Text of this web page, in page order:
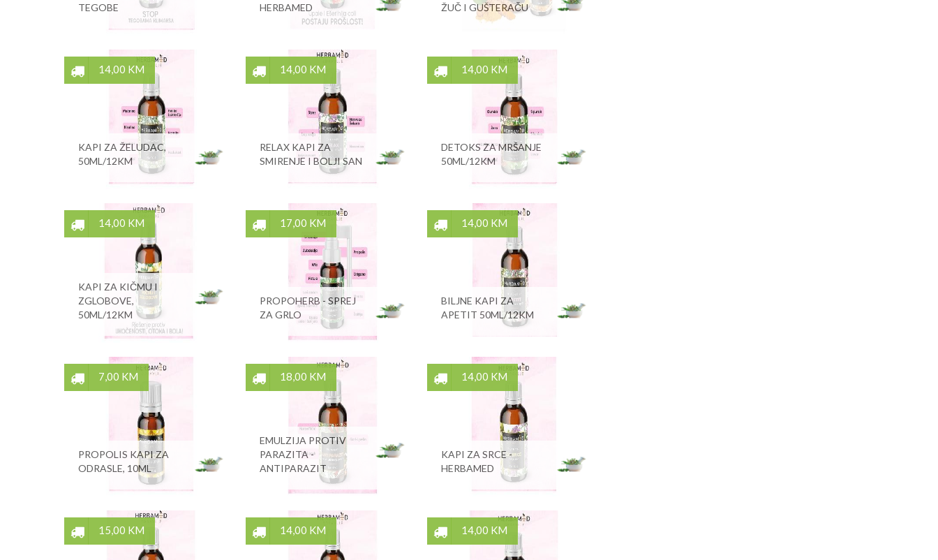
TEGOBE
HERBAMED
ŽUČ I GUŠTERAČU
14,00 KM
KAPI ZA ŽELUDAC,
50ML/12KM
14,00 KM
RELAX KAPI ZA
SMIRENJE I BOLJI SAN
14,00 KM
DETOKS ZA MRŠANJE
50ML/12KM
14,00 KM
KAPI ZA KIČMU I
ZGLOBOVE,
50ML/12KM
17,00 KM
PROPOHERB - SPREJ
ZA GRLO
14,00 KM
BILJNE KAPI ZA
APETIT 50ML/12KM
7,00 KM
PROPOLIS KAPI ZA
ODRASLE, 10ML
18,00 KM
EMULZIJA PROTIV
PARAZITA -
ANTIPARAZIT
14,00 KM
KAPI ZA SRCE -
HERBAMED
15,00 KM 14,00 KM 14,00 KM